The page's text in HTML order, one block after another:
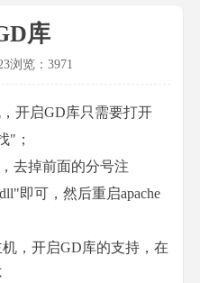
库
浏览：3971
开启GD库只需要打开
"；
，去掉前面的分号注
即可，然后重启apache
机，开启GD库的支持，在